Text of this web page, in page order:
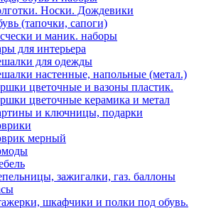
Носки. Дождевики
(тапочки, сапоги)
и маник. наборы
для интерьера
для одежды
настенные, напольные (метал.)
цветочные и вазоны пластик.
цветочные керамика и метал
и ключницы, подарки
мерный
зажигалки, газ. баллоны
шкафчики и полки под обувь.